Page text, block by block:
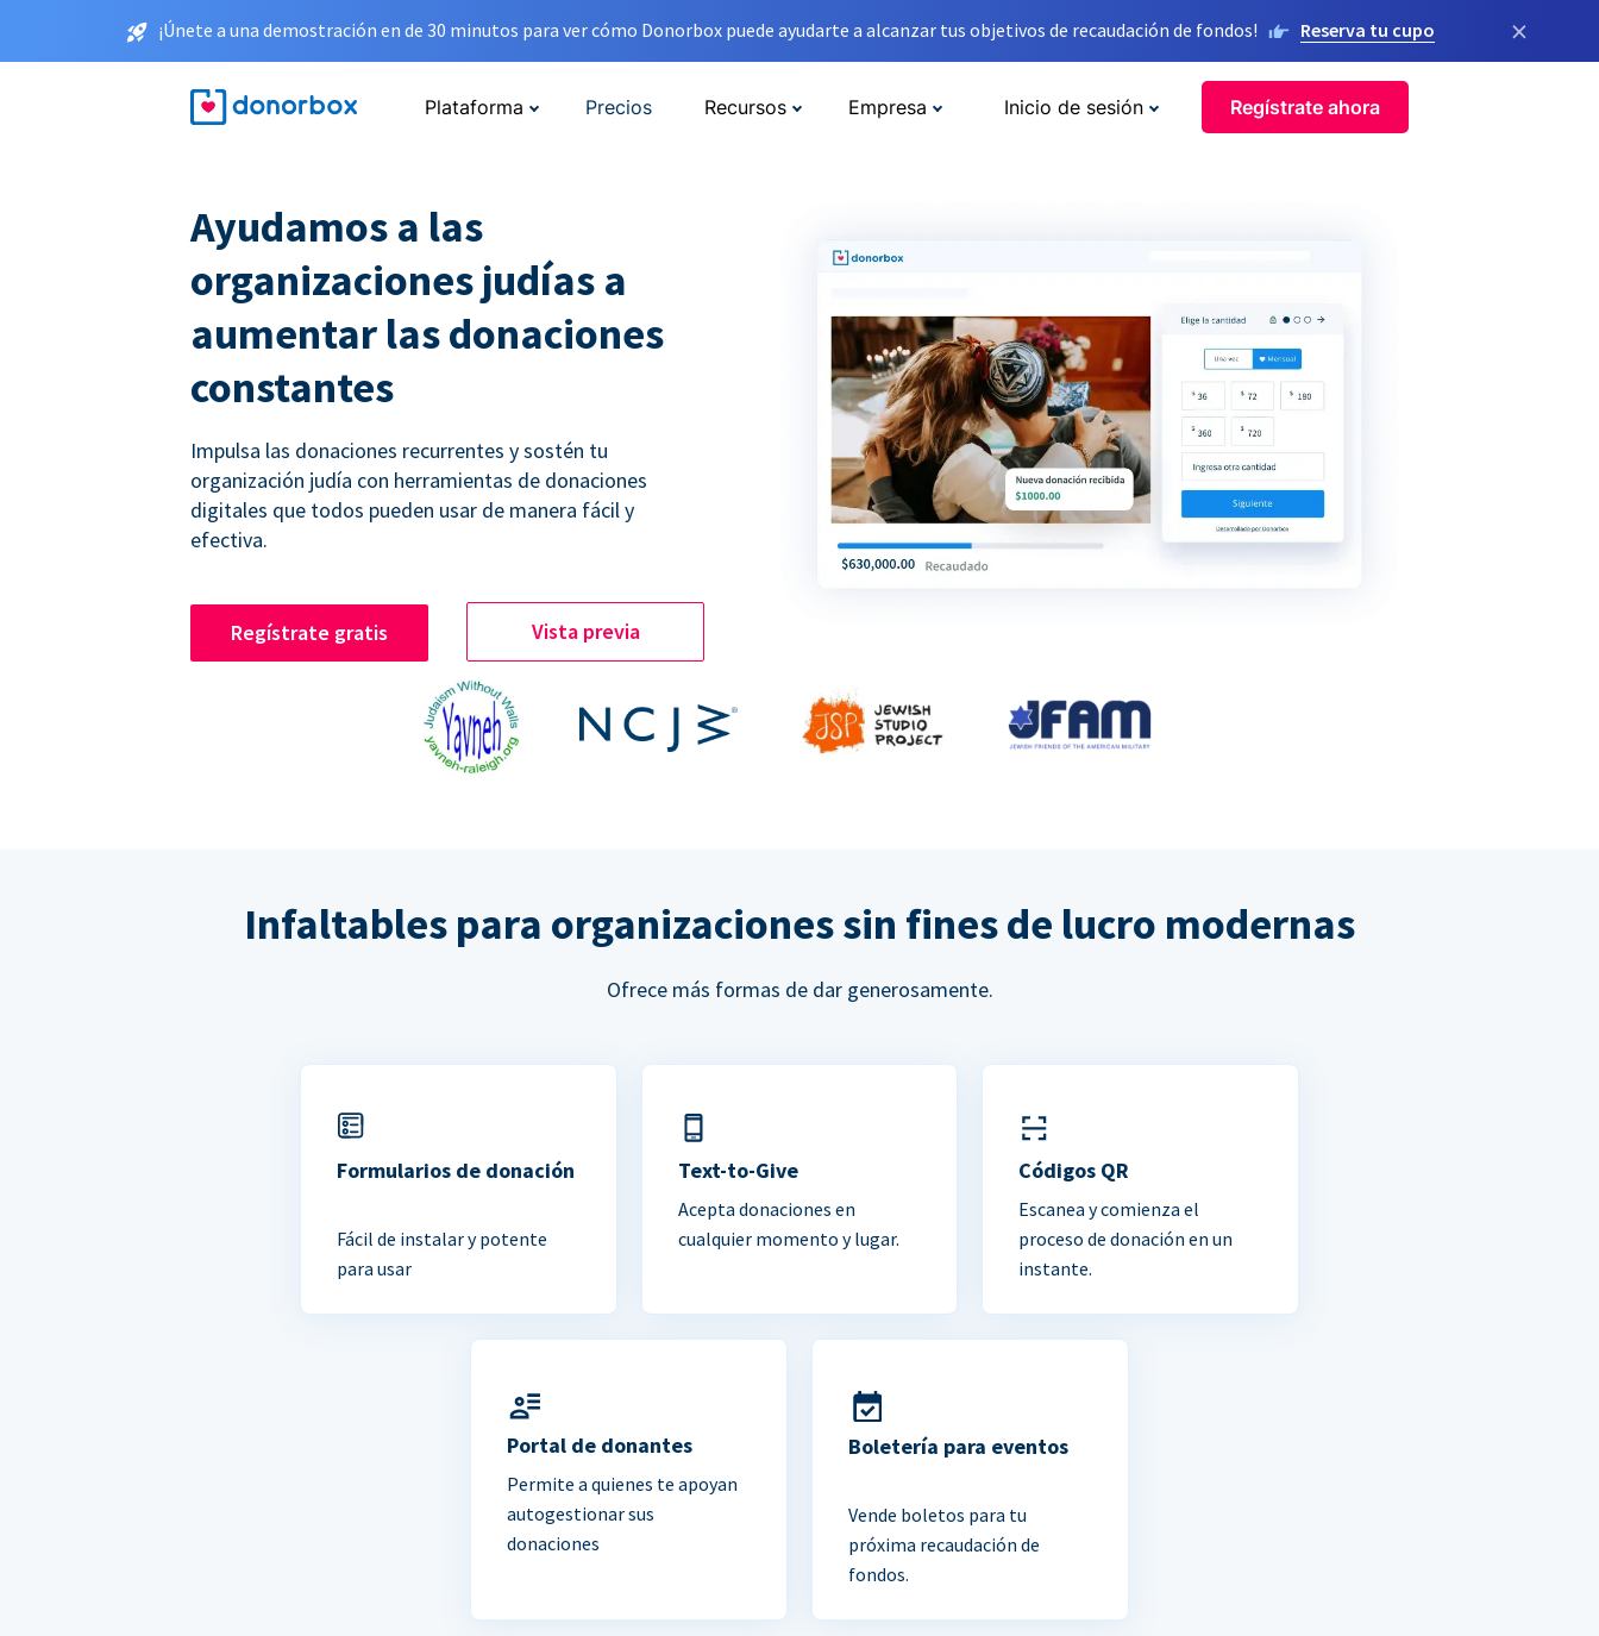
¡Únete a una demostración en de 30 minutos para ver cómo Donorbox puede ayudarte a alcanzar tus objetivos de recaudación de fondos! Reserva tu cupo ×
Plataforma Precios Recursos Empresa Inicio de sesión Regístrate ahora
Ayudamos a las
organizaciones judías a
aumentar las donaciones
constantes
Impulsa las donaciones recurrentes y sostén tu
organización judía con herramientas de donaciones
digitales que todos pueden usar de manera fácil y
efectiva.
Regístrate gratis Vista previa
Infaltables para organizaciones sin fines de lucro modernas
Ofrece más formas de dar generosamente.
Formularios de donación
Fácil de instalar y potente
para usar
Text-to-Give
Acepta donaciones en
cualquier momento y lugar.
Códigos QR
Escanea y comienza el
proceso de donación en un
instante.
Portal de donantes
Permite a quienes te apoyan
autogestionar sus
donaciones
Boletería para eventos
Vende boletos para tu
próxima recaudación de
fondos.